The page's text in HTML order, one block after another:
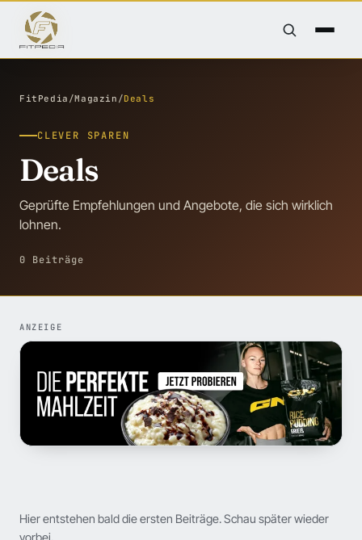
FitPedia /Magazin /Deals
CLEVER SPAREN
Deals
Geprüfte Empfehlungen und Angebote, die sich wirklich
lohnen.
0 Beiträge
ANZEIGE
Hier entstehen bald die ersten Beiträge. Schau später wieder